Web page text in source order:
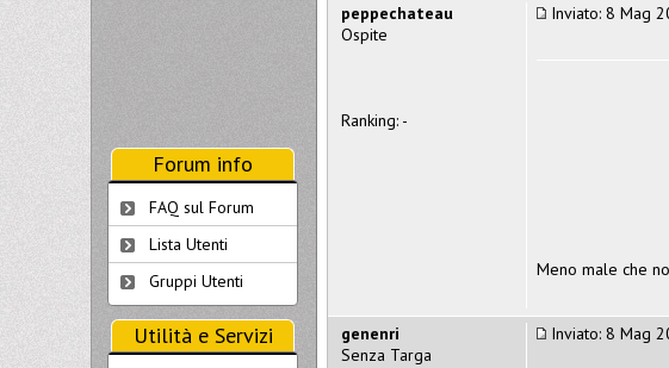
Inviato: 8 Mag
Meno male che
peppechateau
Ospite
Ranking: -
Inviato: 8 Mag
genenri
Senza Targa
Forum info
FAQ sul Forum
Lista Utenti
Gruppi Utenti
Utilità e Servizi